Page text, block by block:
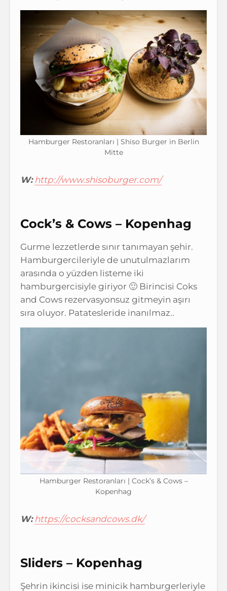
Hamburger Restoranları | Shiso Burger in Berlin
Mitte
W: http://www.shisoburger.com/
Cock’s & Cows – Kopenhag
Gurme lezzetlerde sınır tanımayan şehir.
Hamburgercileriyle de unutulmazlarım
arasında o yüzden listeme iki
hamburgercisiyle giriyor 🙂 Birincisi Coks
and Cows rezervasyonsuz gitmeyin aşırı
sıra oluyor. Patatesleride inanılmaz..
Hamburger Restoranları | Cock’s & Cows –
Kopenhag
W: https://cocksandcows.dk/
Sliders – Kopenhag
Şehrin ikincisi ise minicik hamburgerleriyle